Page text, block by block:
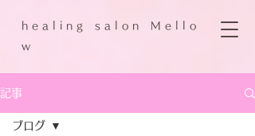
h e a l i n g s a l o n M e l l o
w
記事
ブログ